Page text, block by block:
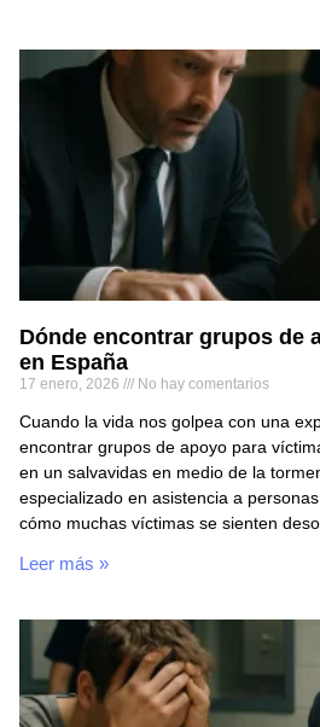
Dónde encontrar grupos de
en España
17 enero, 2026 No hay comentarios
Cuando la vida nos golpea con una
encontrar grupos de apoyo para
en un salvavidas en medio de la
especializado en asistencia a
cómo muchas víctimas se sienten
Leer más »